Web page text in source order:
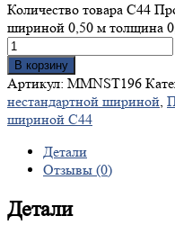
Количество товара С44
шириной 0,50 м толщина
В корзину
Артикул: MMNST196
нестандартной шириной,
шириной С44
Детали
Отзывы (0)
Детали